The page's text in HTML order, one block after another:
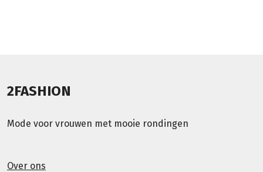
2FASHION
Mode voor vrouwen met mooie rondingen
Over ons